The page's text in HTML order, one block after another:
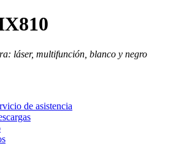
láser, multifunción, blanco y negro
de asistencia